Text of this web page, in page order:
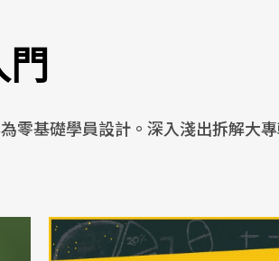
零基礎學員設計。深入淺出拆解大